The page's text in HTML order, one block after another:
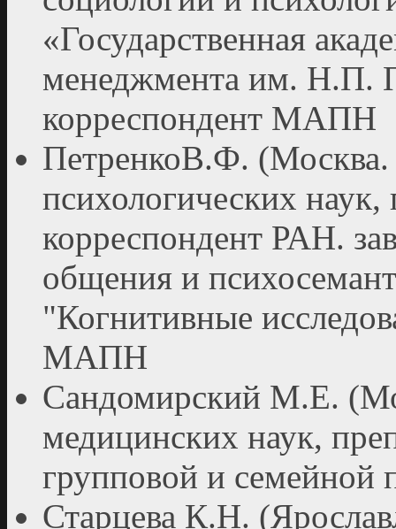
«Государственная
менеджмента им. Н.П.
корреспондент МАПН
ПетренкоВ.Ф. (Москва.
психологических
корреспондент РАН.
общения и
"Когнитивные
МАПН
Сандомирский М.Е.
медицинских наук,
групповой и семейной
Старцева К.Н.